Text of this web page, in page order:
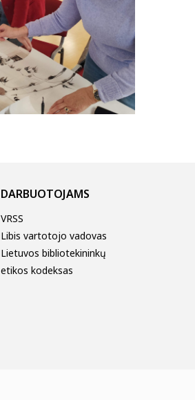
DARBUOTOJAMS
VRSS
Libis vartotojo vadovas
Lietuvos bibliotekininkų
etikos kodeksas